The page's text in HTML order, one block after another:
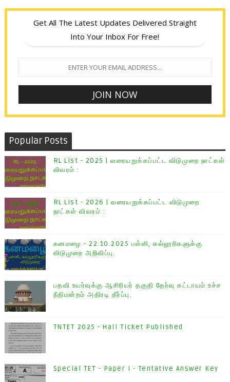
Get All The Latest Updates Delivered Straight
Into Your Inbox For Free!
Popular Posts
RL List - 2025 | வரையறுக்கப்பட்ட விடுமுறை நாட்கள்
விவரம் :
RL List - 2026 | வரையறுக்கப்பட்ட விடுமுறை
நாட்கள் விவரம் :
கனமழை - 22.10.2025 பள்ளி, கல்லூரிகளுக்கு
விடுமுறை அறிவிப்பு.
பதவி உயர்வுக்கு ஆசிரியர் தகுதி தேர்வு கட்டாயம் உச்ச
நீதிமன்றம் அதிரடி தீர்ப்பு.
TNTET 2025 - Hall Ticket Published
Special TET - Paper I - Tentative Answer Key